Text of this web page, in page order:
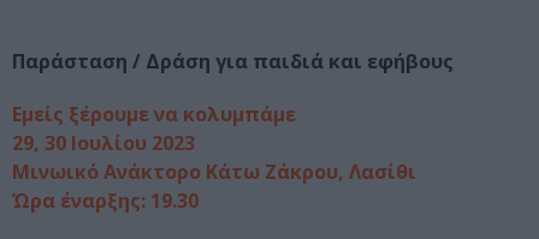
Παράσταση / Δράση για παιδιά και εφήβους
Εμείς ξέρουμε να κολυμπάμε
29, 30 Ιουλίου 2023
Μινωικό Ανάκτορο Κάτω Ζάκρου, Λασίθι
Ώρα έναρξης: 19.30